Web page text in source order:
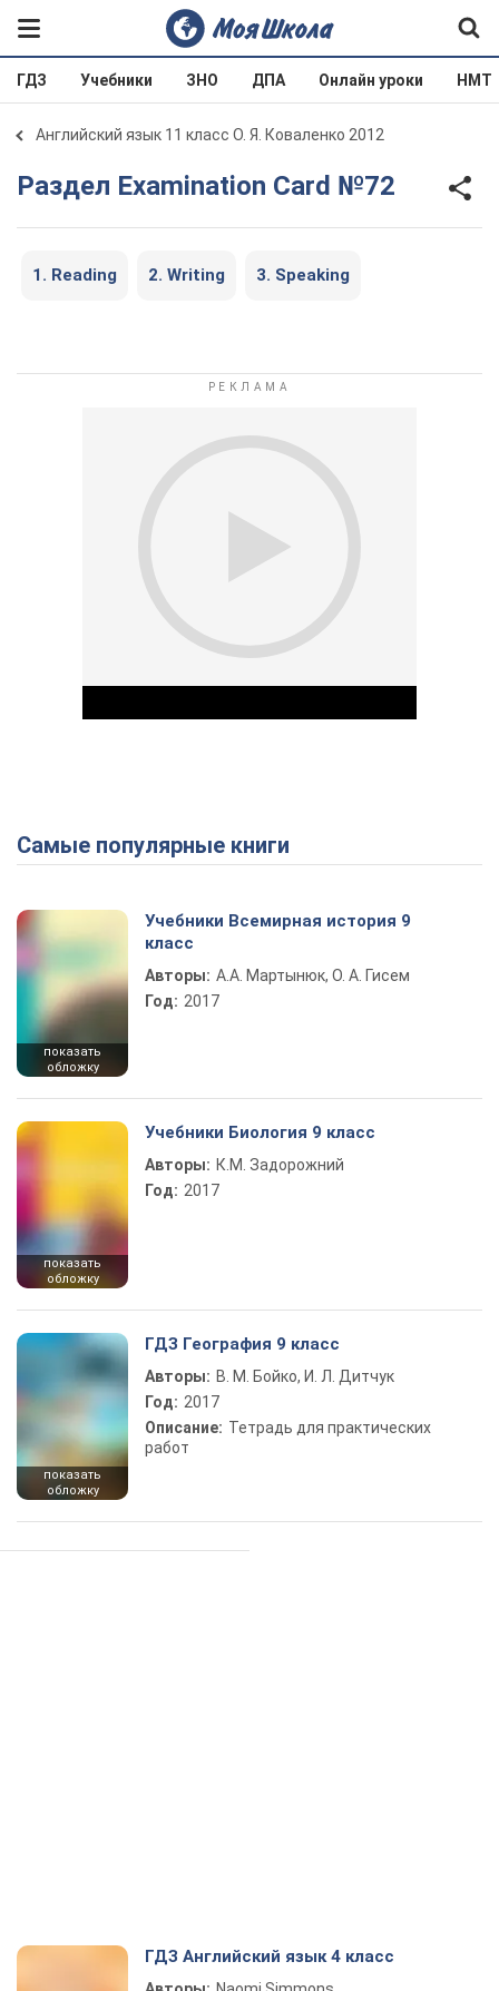
ГДЗ Учебники ЗНО ДПА Онлайн уроки НМТ
Английский язык 11 класс О. Я. Коваленко 2012
Раздел Examination Card №72
1. Reading 2. Writing 3. Speaking
Play Video
Самые популярные книги
показать
обложку
Учебники Всемирная история 9
класс
Авторы: А.А. Мартынюк, О. А. Гисем
Год: 2017
показать
обложку
Учебники Биология 9 класс
Авторы: К.М. Задорожний
Год: 2017
показать
обложку
ГДЗ География 9 класс
Авторы: В. М. Бойко, И. Л. Дитчук
Год: 2017
Описание: Тетрадь для практических
работ
ГДЗ Английский язык 4 класс